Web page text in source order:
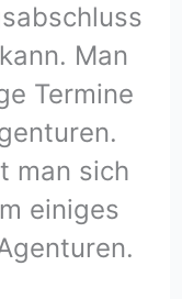
Man
Termine
man sich
einiges